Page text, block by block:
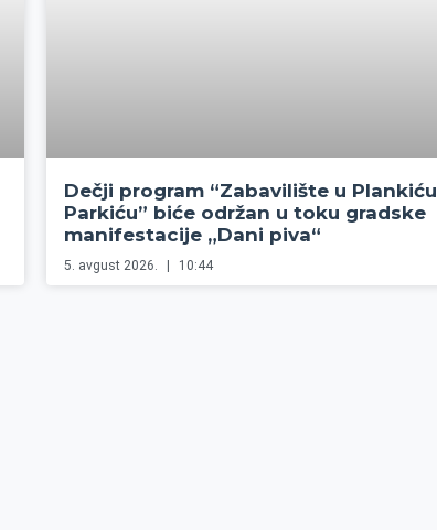
Dečji program “Zabavilište u Plankiću
Parkiću” biće održan u toku gradske
manifestacije „Dani piva“
5. avgust 2026. 10:44